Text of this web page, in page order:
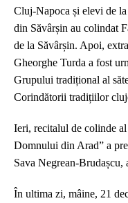
Cluj-Napoca și elevi de
din Săvârșin au colindat
de la Săvârșin. Apoi,
Gheorghe Turda a fost
Grupului tradițional al
Corindătorii tradițiilor
Ieri, recitalul de colinde
Domnului din Arad” a
Sava Negrean-Brudașcu,
În ultima zi, mâine, 21